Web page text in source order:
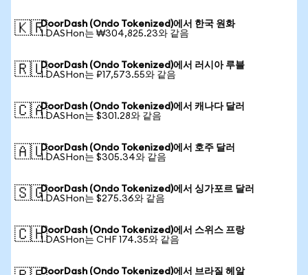
🇰🇷DoorDash (Ondo Tokenized)에서 한국 원화
1 DASHon는 ₩304,825.23와 같음
🇷🇺DoorDash (Ondo Tokenized)에서 러시아 루블
1 DASHon는 ₽17,573.55와 같음
🇨🇦DoorDash (Ondo Tokenized)에서 캐나다 달러
1 DASHon는 $301.28와 같음
🇦🇺DoorDash (Ondo Tokenized)에서 호주 달러
1 DASHon는 $305.34와 같음
🇸🇬DoorDash (Ondo Tokenized)에서 싱가포르 달러
1 DASHon는 $275.36와 같음
🇨🇭DoorDash (Ondo Tokenized)에서 스위스 프랑
1 DASHon는 CHF 174.35와 같음
DoorDash (Ondo Tokenized)에서 브라질 헤알